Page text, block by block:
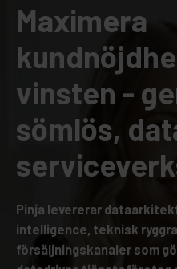
Maximera
vinsten -
sömlös,
Pinja levererar
intelligence, teknisk
försäljningskanaler som